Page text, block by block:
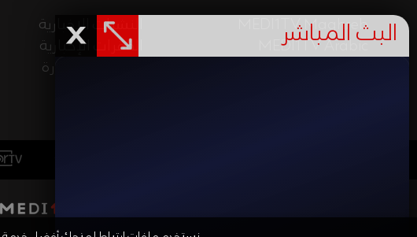
MEDI1TV Maghreb
MEDI1TV Arabic
النشرات الإخبارية
الفقرات الإخبارية
التقارير المصورة
البث المباشر